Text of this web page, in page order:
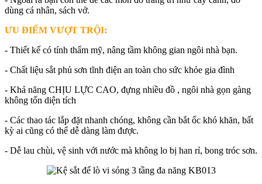
dùng cá nhân, sách vở.
ƯU ĐIỂM VƯỢT TRỘI:
- Thiết kế có tính thẩm mỹ, nâng tầm không gian ngôi nhà bạn.
- Chất liệu sắt phủ sơn tĩnh điện an toàn cho sức khỏe gia đình
- Khả năng CHỊU LỰC CAO, đựng nhiều đồ , ngôi nhà gọn gàng
không tốn diện tích
- Các thao tác lắp đặt nhanh chóng, không cần bắt ốc khó khăn, bất
kỳ ai cũng có thể dễ dàng làm được.
- Dễ lau chùi, vệ sinh với nước mà không lo bị han rỉ, bong tróc sơn.